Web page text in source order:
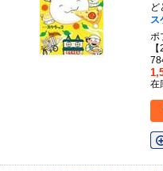
ス
ポ
在